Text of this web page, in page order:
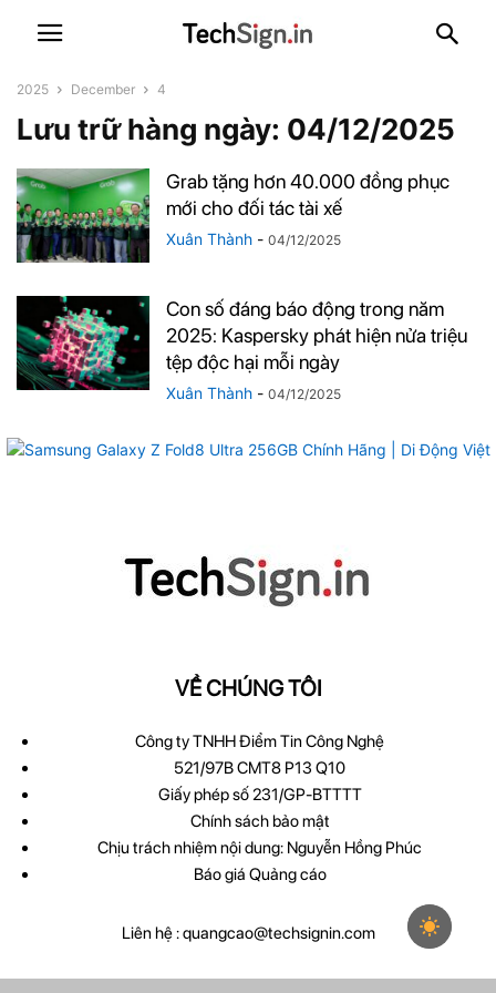
2025 December 4
Lưu trữ hàng ngày: 04/12/2025
Grab tặng hơn 40.000 đồng phục
mới cho đối tác tài xế
Xuân Thành - 04/12/2025
Con số đáng báo động trong năm
2025: Kaspersky phát hiện nửa triệu
tệp độc hại mỗi ngày
Xuân Thành - 04/12/2025
VỀ CHÚNG TÔI
Công ty TNHH Điểm Tin Công Nghệ
521/97B CMT8 P13 Q10
Giấy phép số 231/GP-BTTTT
Chính sách bảo mật
Chịu trách nhiệm nội dung: Nguyễn Hồng Phúc
Báo giá Quảng cáo
Liên hệ :quangcao@techsignin.com